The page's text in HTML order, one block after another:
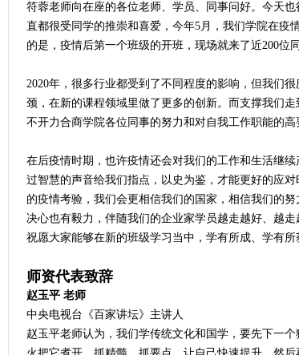
符蓉老师向在座的各位老师、学员、同事问好。今天
直都很受同学的推崇和喜爱，今年5月，我们学院在疫
的是，疫情后第一个班级的开班，现场就来了近200位同
2020年，很多行业都受到了不同程度的影响，但我们
颈，在新的课程领域里做了更多的创新。而支撑我们
不开力合商学院各位同事的努力和对自我工作职能的高
在后疫情时期，也许疫情还会对我们的工作和生活继
过智慧的声音给我们指点，以史为鉴，才能更好的应
的疫情考验，我们会更相信我们的国家，相信我们的
决心也有毅力，伴随我们的企业家学员越走越好、越走
祝愿大家能够在新的班级学习当中，学有所成、学有所
师资代表致辞
赵玉平 老师
中央电视台《百家讲坛》主讲人
赵玉平老师认为，我们学传统文化和国学，要先下一